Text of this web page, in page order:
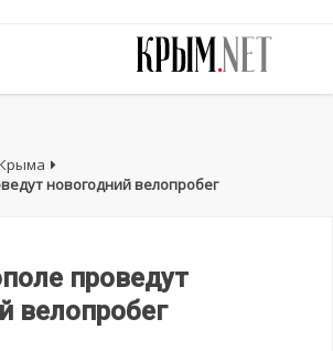
новогодний велопробег
проведут
велопробег